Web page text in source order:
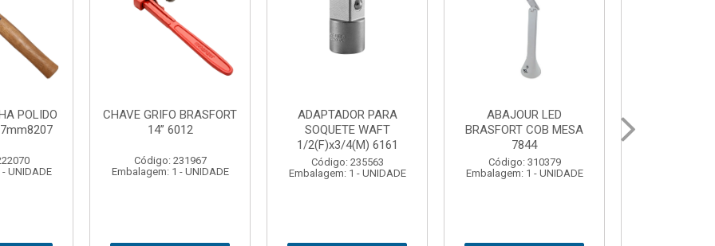
PARA
WAFT
- UNIDADE
ABAJOUR LED
BRASFORT COB MESA
Código: 310379
Embalagem: 1 - UNIDADE
BOLSA PARA
FERRAMENTAS
BRASFORT FECHADA
18BOLSOS 7559
Código: 312401
GRAMPO MARCENEIRO
SARGENTO BRASFORT
80x 250
Código: 312649
Embalagem: 1 - UNIDADE